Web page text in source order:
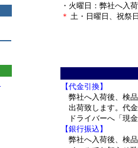
・火曜日：弊社へ入
＊ 土・日曜日、祝祭
【代金引換】
弊社へ入荷後、検
出荷致します。代
ドライバーへ「現
【銀行振込】
弊社へ入荷後、検